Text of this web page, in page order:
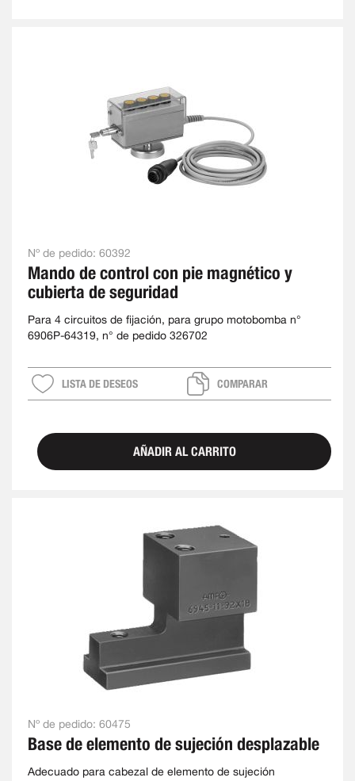
Nº de pedido: 60392
Mando de control con pie magnético y
cubierta de seguridad
Para 4 circuitos de fijación, para grupo motobomba n°
6906P-64319, n° de pedido 326702
LISTA DE DESEOS COMPARAR
AÑADIR AL CARRITO
Nº de pedido: 60475
Base de elemento de sujeción desplazable
Adecuado para cabezal de elemento de sujeción